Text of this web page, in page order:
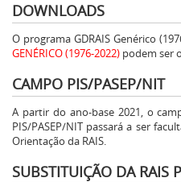
DOWNLOADS
O programa GDRAIS Genérico
GENÉRICO (1976-2022) podem ser
CAMPO PIS/PASEP/NIT
A partir do ano-base 2021, o
PIS/PASEP/NIT passará a ser
Orientação da RAIS.
SUBSTITUIÇÃO DA RAIS